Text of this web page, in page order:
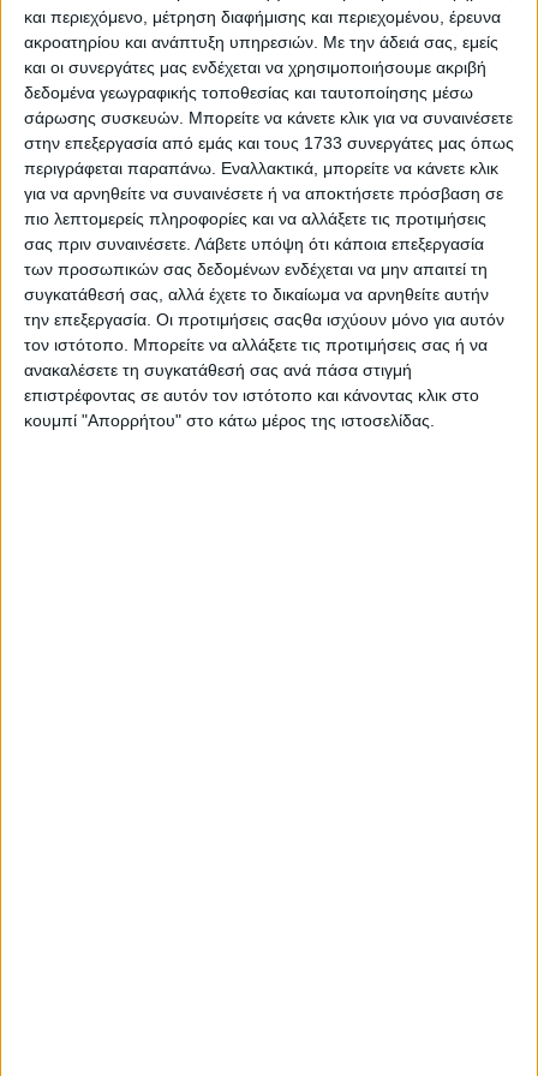
και περιεχόμενο, μέτρηση διαφήμισης και περιεχομένου, έρευνα
ακροατηρίου και ανάπτυξη υπηρεσιών. Με την άδειά σας, εμείς
και οι συνεργάτες μας ενδέχεται να χρησιμοποιήσουμε ακριβή
δεδομένα γεωγραφικής τοποθεσίας και ταυτοποίησης μέσω
σάρωσης συσκευών. Μπορείτε να κάνετε κλικ για να συναινέσετε
στην επεξεργασία από εμάς και τους 1733 συνεργάτες μας όπως
περιγράφεται παραπάνω. Εναλλακτικά, μπορείτε να κάνετε κλικ
για να αρνηθείτε να συναινέσετε ή να αποκτήσετε πρόσβαση σε
πιο λεπτομερείς πληροφορίες και να αλλάξετε τις προτιμήσεις
σας πριν συναινέσετε. Λάβετε υπόψη ότι κάποια επεξεργασία
των προσωπικών σας δεδομένων ενδέχεται να μην απαιτεί τη
συγκατάθεσή σας, αλλά έχετε το δικαίωμα να αρνηθείτε αυτήν
την επεξεργασία. Οι προτιμήσεις σαςθα ισχύουν μόνο για αυτόν
τον ιστότοπο. Μπορείτε να αλλάξετε τις προτιμήσεις σας ή να
ανακαλέσετε τη συγκατάθεσή σας ανά πάσα στιγμή
επιστρέφοντας σε αυτόν τον ιστότοπο και κάνοντας κλικ στο
κουμπί "Απορρήτου" στο κάτω μέρος της ιστοσελίδας.
λαμβάνουν SMS και email από τη Γενική
Γραμματεία Πληροφοριακών Συστημάτων και
Ψηφιακής Διακυβέρνησης, ενώ οι υπόλοιποι
ενημερώνονται με email από την ΑΑΔΕ. Στις
περιπτώσεις που δεν είναι εφικτή η επικοινωνία με
τους παραπάνω τρόπους, οι ειδοποιήσεις
αποστέλλονται μέσω ταχυδρομείου.
Οι πολίτες, προκειμένου να δουν τα ειδοποιητήρια
που αφορούν τα οχήματά τους, μπορούν να
επισκεφθούν την εφαρμογή oximata.gov.gr,
χρησιμοποιώντας τους προσωπικούς κωδικούς
TaxisNet. Μέσω της εφαρμογής παρέχεται
αναλυτική